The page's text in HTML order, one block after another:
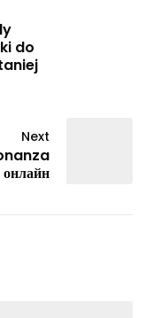
do
Next
онлайн